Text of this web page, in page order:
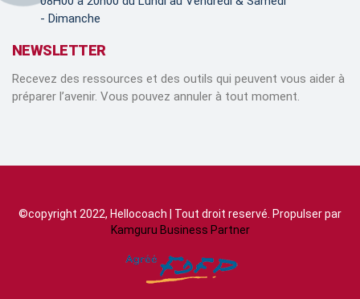
- Dimanche
NEWSLETTER
Recevez des ressources et des outils qui peuvent vous aider à
préparer l’avenir. Vous pouvez annuler à tout moment.
©copyright 2022, Hellocoach | Tout droit reservé. Propulser par
Kamguru Business Partner